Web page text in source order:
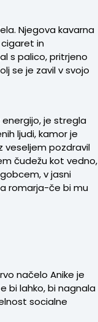
Njegova kavarna
cigaret in
s palico, pritrjeno
se je zavil v svojo
je stregla
ljudi, kamor je
veseljem pozdravil
čudežu kot vedno,
v jasni
romarja-če bi mu
načelo Anike je
bi lahko, bi nagnala
socialne